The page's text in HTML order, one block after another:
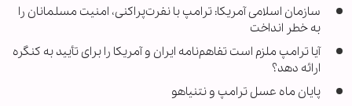
سازمان اسلامی آمریکا: ترامپ با نفرت‌پراکنی، امنیت مسلمانان را
به خطر انداخت
آیا ترامپ ملزم است تفاهم‌نامه ایران و آمریکا را برای تأیید به کنگره
ارائه دهد؟
پایان ماه عسل ترامپ و نتنیاهو